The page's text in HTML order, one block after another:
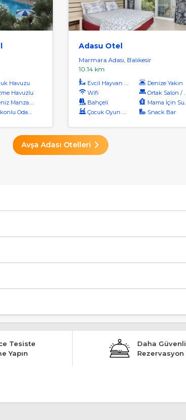
Havuzu
Havuzlu
Manzaralı
Odalar
Adasu Otel
Marmara Adası, Balıkesir
10.14 km
Evcil Hayvan Kabul
Denize Yakın
Wifi
Ortak Salon / Tv Alanı
Bahçeli
Mama İçin Su Isıtıcı
Çocuk Oyun Alanı
Snack Bar
Avşa Adası Otelleri
Wifi, Deniz Kenarı" şeklindedir.
Tesiste
Yapın
Daha Güvenli
Rezervasyon